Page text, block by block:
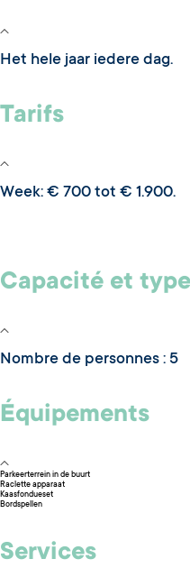
Het hele jaar iedere dag.
Tarifs
Week: € 700 tot € 1.900.
Capacité et
Nombre de personnes : 5
Équipements
Parkeerterrein in de buurt
Raclette apparaat
Kaasfondueset
Bordspellen
Services